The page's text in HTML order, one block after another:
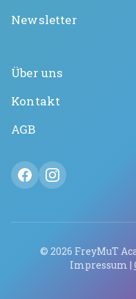
Newsletter
Über uns
Kontakt
AGB
© 2026 FreyMuT
Impressum |